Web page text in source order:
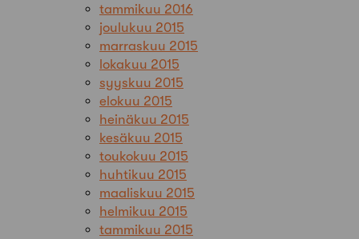
tammikuu 2016
joulukuu 2015
marraskuu 2015
lokakuu 2015
syyskuu 2015
elokuu 2015
heinäkuu 2015
kesäkuu 2015
toukokuu 2015
huhtikuu 2015
maaliskuu 2015
helmikuu 2015
tammikuu 2015